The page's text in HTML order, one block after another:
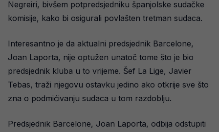
Negreiri, bivšem potpredsjedniku španjolske sudačke
komisije, kako bi osigurali povlašten tretman sudaca.
Interesantno je da aktualni predsjednik Barcelone,
Joan Laporta, nije optužen unatoč tome što je bio
predsjednik kluba u to vrijeme. Šef La Lige, Javier
Tebas, traži njegovu ostavku jedino ako otkrije sve što
zna o podmićivanju sudaca u tom razdoblju.
Predsjednik Barcelone, Joan Laporta, odbija odstupiti